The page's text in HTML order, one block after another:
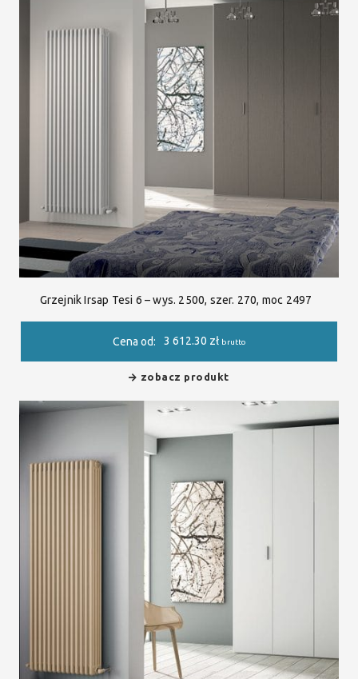
Grzejnik Irsap Tesi 6 – wys. 2500, szer. 270, moc 2497
Cena od: 3 612.30 zł brutto
zobacz produkt